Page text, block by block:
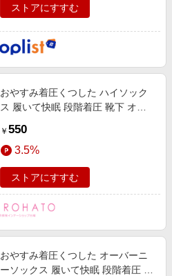
ストアにすすむ
おやすみ着圧くつした ハイソック
ス 履いて快眠 段階着圧 靴下 オー
￥ 550
3.5%
ストアにすすむ
おやすみ着圧くつした オーバーニ
ーソックス 履いて快眠 段階着圧 靴